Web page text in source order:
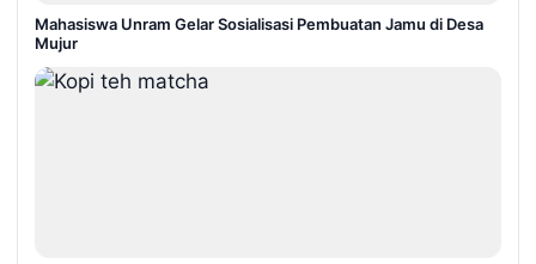
Mahasiswa Unram Gelar Sosialisasi Pembuatan Jamu di Desa
Mujur